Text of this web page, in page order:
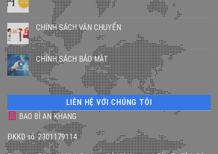
CHÍNH SÁCH VẬN CHUYỂN
CHÍNH SÁCH BẢO MẬT
LIÊN HỆ VỚI CHÚNG TÔI
BAO BÌ AN KHANG
ĐKKD số: 2301179114